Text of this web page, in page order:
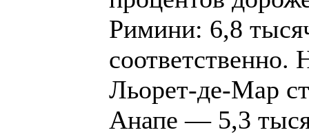
Римини: 6,8
соответственно.
Льорет-де-Мар
Анапе — 5,3